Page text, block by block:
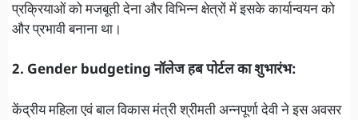
प्रक्रियाओं को मजबूती देना और विभिन्न क्षेत्रों में इसके कार्यान्वयन को
और प्रभावी बनाना था।
2. Gender budgeting नॉलेज हब पोर्टल का शुभारंभ:
केंद्रीय महिला एवं बाल विकास मंत्री श्रीमती अन्नपूर्णा देवी ने इस अवसर